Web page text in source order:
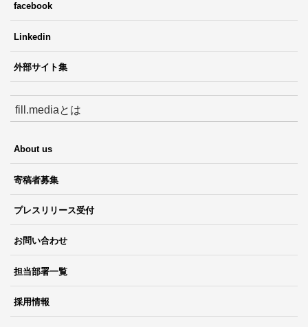
facebook
Linkedin
外部サイト集
fill.mediaとは
About us
寄稿者募集
プレスリリース受付
お問い合わせ
担当部署一覧
採用情報